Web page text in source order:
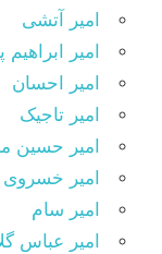
امیر آتشی
امیر ابراهیم
امیر احسان
امیر تاجیک
امیر حسین
امیر خسروی
امیر سام
امیر عباس